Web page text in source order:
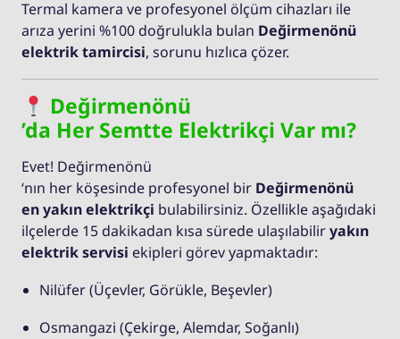
Termal kamera ve profesyonel ölçüm cihazları ile
arıza yerini %100 doğrulukla bulan Değirmenönü
elektrik tamircisi, sorunu hızlıca çözer.
Değirmenönü
’da Her Semtte Elektrikçi Var mı?
Evet! Değirmenönü
‘nın her köşesinde profesyonel bir Değirmenönü
en yakın elektrikçi bulabilirsiniz. Özellikle aşağıdaki
ilçelerde 15 dakikadan kısa sürede ulaşılabiliryakın
elektrik servisi ekipleri görev yapmaktadır:
Nilüfer (Üçevler, Görükle, Beşevler)
Osmangazi (Çekirge, Alemdar, Soğanlı)